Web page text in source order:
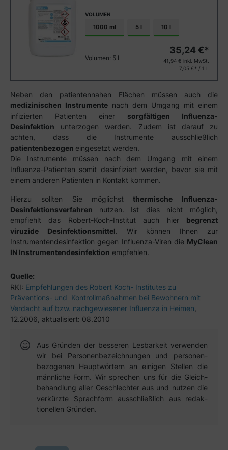
VOLUMEN
1000 ml 5 l 10 l
Volumen: 5 l
35,24 €*
41,94 € inkl. MwSt.
7,05 €* / 1 L
Neben den patientennahen Flächen müssen auch die
medizinischen Instrumente nach dem Umgang mit einem
infizierten Patienten einer sorgfältigen Influenza-
Desinfektion unterzogen werden. Zudem ist darauf zu
achten, dass die Instrumente ausschließlich
patientenbezogen eingesetzt werden.
Die Instrumente müssen nach dem Umgang mit einem
Influenza-Patienten somit desinfiziert werden, bevor sie mit
einem anderen Patienten in Kontakt kommen.
Hierzu sollten Sie möglichst thermische Influenza-
Desinfektionsverfahren nutzen. Ist dies nicht möglich,
empfiehlt das Robert-Koch-Institut auch hier begrenzt
viruzide Desinfektionsmittel. Wir können Ihnen zur
Instrumentendesinfektion gegen Influenza-Viren die MyClean
IN Instrumentendesinfektion empfehlen.
Quelle:
RKI: Empfehlungen des Robert Koch- Institutes zu
Präventions- und Kontrollmaßnahmen bei Bewohnern mit
Verdacht auf bzw. nachgewiesener Influenza in Heimen
12.2006, aktualisiert: 08.2010
Aus Gründen der besseren Lesbar­keit verwen­den
wir bei Personen­bezeich­nungen und personen­
bezogenen Haupt­wörtern an einigen Stellen die
männ­liche Form. Wir sprechen uns für die Gleich­
behandlung aller Geschlechter aus und nutzen die
verkürzte Sprach­form aus­schließ­lich aus redak­
tionellen Gründen.